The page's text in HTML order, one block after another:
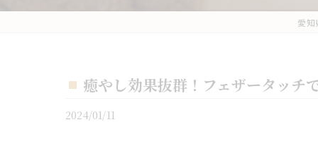
愛知
癒やし効果抜群！フェザータッチ
2024/01/11